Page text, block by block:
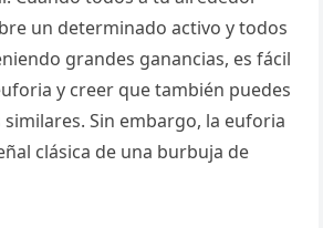
un determinado activo y todos
grandes ganancias, es fácil
y creer que también puedes
Sin embargo, la euforia
clásica de una burbuja de